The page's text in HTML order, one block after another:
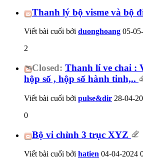
Thanh lý bộ visme và bộ
Viết bài cuối bởi duonghoang 05-
2
Closed: Thanh lí ve chai :
hộp số , hộp số hành tinh,..
Viết bài cuối bởi pulse&dir 28-04-
0
Bộ vi chỉnh 3 trục XYZ
Viết bài cuối bởi hatien 04-04-2024